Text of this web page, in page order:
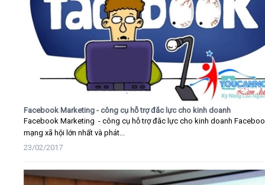
Facebook Marketing - công cụ hỗ trợ đắc lực cho kinh doanh
Facebook Marketing - công cụ hỗ trợ đắc lực cho kinh doanh
mạng xã hội lớn nhất và phát...
23/02/2017